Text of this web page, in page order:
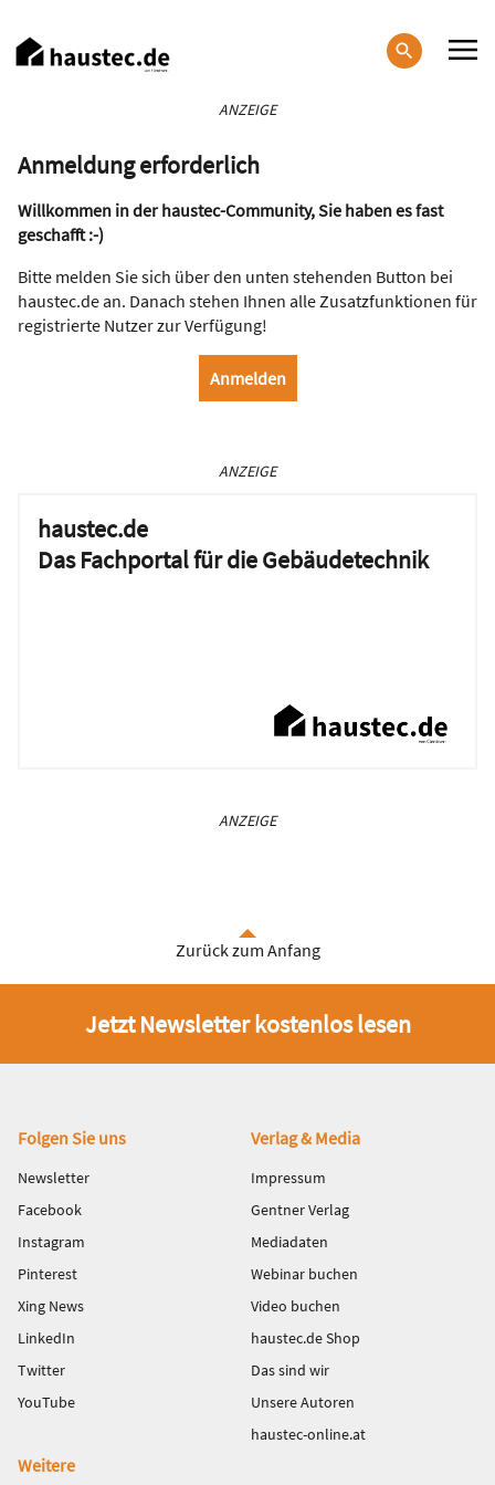
zum
Inhalt
ANZEIGE
Anmeldung erforderlich
Willkommen in der haustec-Community, Sie haben es fast
geschafft :-)
Bitte melden Sie sich über den unten stehenden Button bei
haustec.de an. Danach stehen Ihnen alle Zusatzfunktionen für
registrierte Nutzer zur Verfügung!
ANZEIGE
haustec.de
Das Fachportal für die Gebäudetechnik
ANZEIGE
Zurück zum Anfang
Jetzt Newsletter kostenlos lesen
Fußbereich
Folgen Sie uns
Newsletter
Facebook
Instagram
Pinterest
Xing News
LinkedIn
Twitter
YouTube
Verlag & Media
Impressum
Gentner Verlag
Mediadaten
Webinar buchen
Video buchen
haustec.de Shop
Das sind wir
Unsere Autoren
haustec-online.at
Weitere